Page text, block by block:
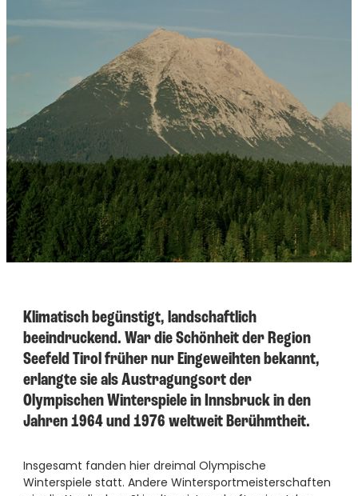
----
Klimatisch begünstigt, landschaftlich
beeindruckend. War die Schönheit der Region
Seefeld Tirol früher nur Eingeweihten bekannt,
erlangte sie als Austragungsort der
Olympischen Winterspiele in Innsbruck in den
Jahren 1964 und 1976 weltweit Berühmtheit.
Insgesamt fanden hier dreimal Olympische
Winterspiele statt. Andere Wintersportmeisterschaften